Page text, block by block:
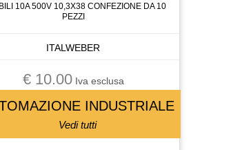
10A 500V 10,3X38 CONFEZIONE DA 10
PEZZI
ITALWEBER
€ 10.00Iva esclusa
INDUSTRIALE
Vedi tutti